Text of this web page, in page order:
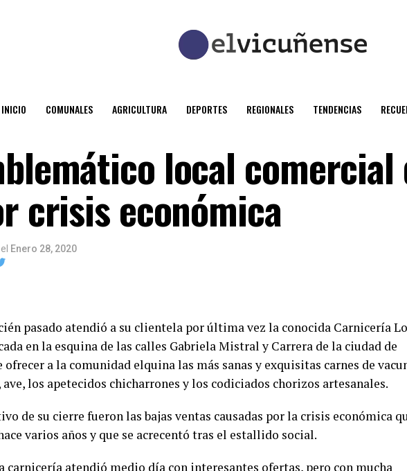
INICIO COMUNALES AGRICULTURA DEPORTES REGIONALES TENDENCIAS
local comercial
crisis económica
el Enero 28, 2020
pasado atendió a su clientela por última vez la conocida Carnicería
en la esquina de las calles Gabriela Mistral y Carrera de la ciudad de
ofrecer a la comunidad elquina las más sanas y exquisitas carnes de
los apetecidos chicharrones y los codiciados chorizos artesanales.
de su cierre fueron las bajas ventas causadas por la crisis económica
varios años y que se acrecentó tras el estallido social.
carnicería atendió medio día con interesantes ofertas, pero con mucha